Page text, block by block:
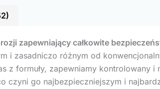
zapewniający całkowite
i zasadniczo różnym od
z formuły, zapewniamy kontrolowany
czyni go najbezpieczniejszym i